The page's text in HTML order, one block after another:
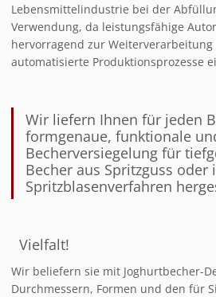
Lebensmittelindustrie bei der
Verwendung, da leistungsfähige
hervorragend zur
automatisierte Produktionsprozesse
Wir liefern Ihnen für jeden
formgenaue, funktionale
Becherversiegelung für
Becher aus Spritzguss oder
Spritzblasenverfahren
Vielfalt!
Wir beliefern sie mit Joghurtbecher-
Durchmessern, Formen und den für